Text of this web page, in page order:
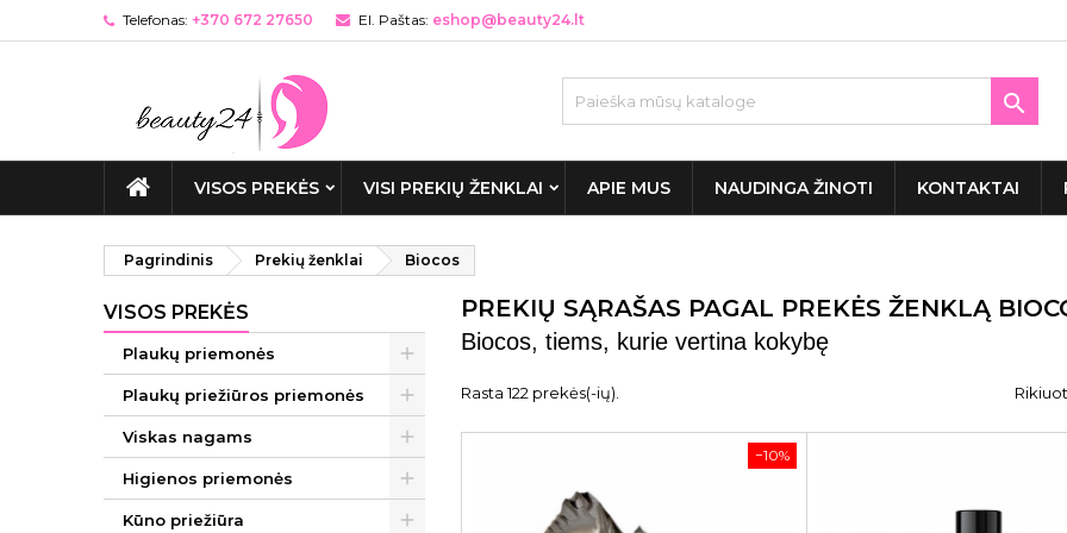
Telefonas: +370 672 27650 El. Paštas: eshop@beauty24.lt

VISOS PREKĖS VISI PREKIŲ ŽENKLAI APIE MUS NAUDINGA ŽINOTI KONTAKTAI
Pagrindinis Prekių ženklai Biocos
VISOS PREKĖS
Plaukų priemonės
Plaukų priežiūros priemonės
Viskas nagams
Higienos priemonės
Kūno priežiūra
PREKIŲ SĄRAŠAS PAGAL PREKĖS ŽENKLĄ
Biocos, tiems, kurie vertina kokybę
Rasta 122 prekės(-ių).
−10%